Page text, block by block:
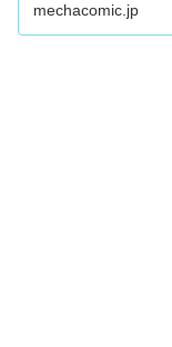
mechacomic.jp